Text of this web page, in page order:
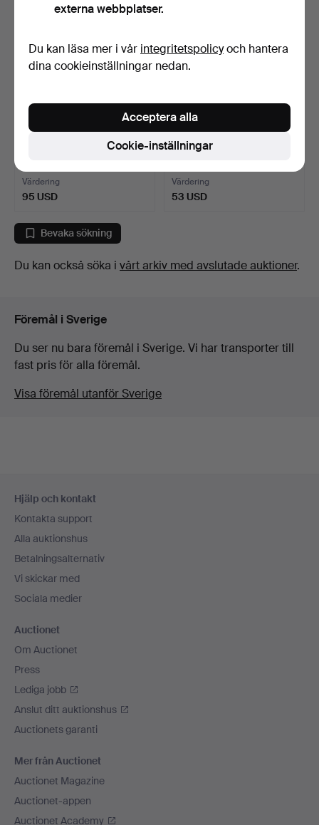
trä och glas, 1900…
Värdering
95 USD
Värdering
53 USD
Bevaka sökning
Du kan också söka i vårt arkiv med avslutade auktioner.
Föremål i Sverige
Du ser nu bara föremål i Sverige. Vi har transporter till
fast pris för alla föremål.
Visa föremål utanför Sverige
Hjälp och kontakt
Kontakta support
Alla auktionshus
Betalningsalternativ
Vi skickar med
Sociala medier
Auctionet
Om Auctionet
Press
Lediga jobb
Anslut ditt auktionshus
Auctionets garanti
Mer från Auctionet
Auctionet Magazine
Auctionet-appen
Auctionet Academy
externa webbplatser.
Du kan läsa mer i vår integritetspolicyoch hantera
dina cookieinställningar nedan.
Cookie-inställningar
Acceptera alla